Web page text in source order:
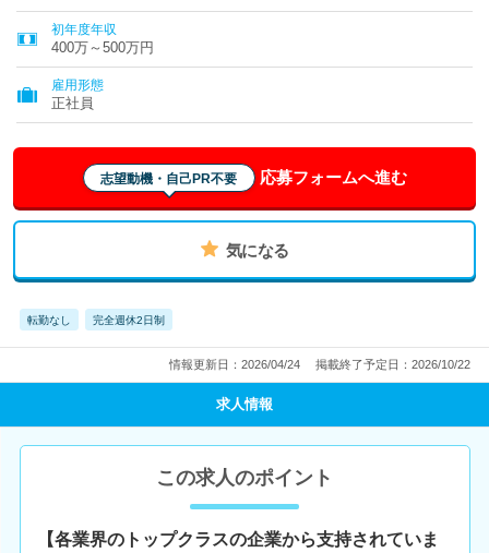
初年度年収
400万～500万円
雇用形態
正社員
志望動機・自己PR不要 応募フォームへ進む
気になる
転勤なし 完全週休2日制
情報更新日：2026/04/24 掲載終了予定日：2026/10/22
求人情報
この求人のポイント
【各業界のトップクラスの企業から支持されていま